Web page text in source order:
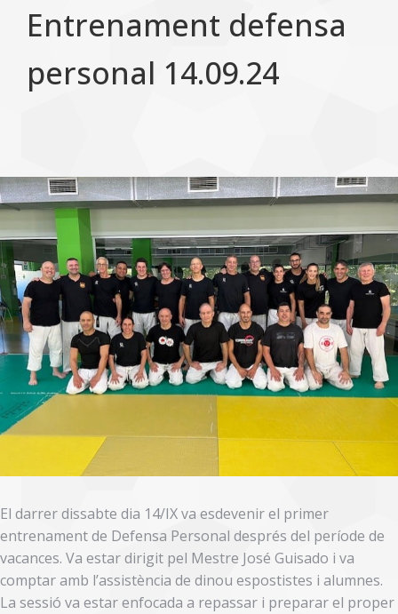
Entrenament defensa
personal 14.09.24
El darrer dissabte dia 14/IX va esdevenir el primer
entrenament de Defensa Personal després del període de
vacances. Va estar dirigit pel Mestre José Guisado i va
comptar amb l’assistència de dinou espostistes i alumnes.
La sessió va estar enfocada a repassar i preparar el proper